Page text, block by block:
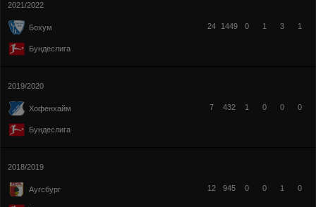
2021/2022
Бохум
Бундеслига
24 1449 0 1 3 1
2019/2020
Хофенхайм
Бундеслига
7 432 1 0 0 0
2018/2019
Аугсбург 12 945 0 0 1 0